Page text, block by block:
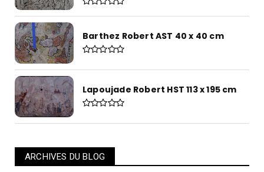
Barthez Robert AST 40 x 40 cm
Lapoujade Robert HST 113 x 195 cm
ARCHIVES DU BLOG